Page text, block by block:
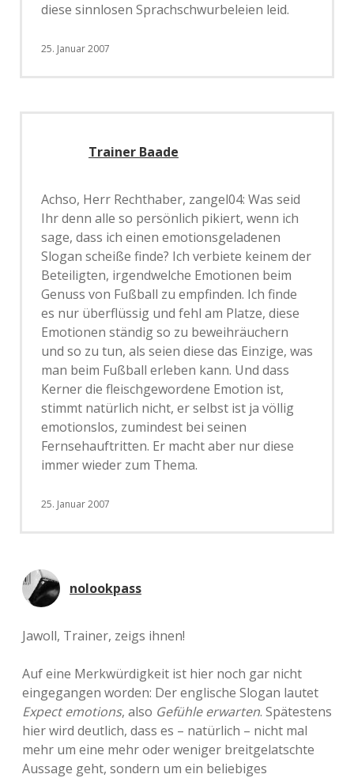
diese sinnlosen Sprachschwurbeleien leid.
25. Januar 2007
Trainer Baade
Achso, Herr Rechthaber, zangel04: Was seid
Ihr denn alle so persönlich pikiert, wenn ich
sage, dass ich einen emotionsgeladenen
Slogan scheiße finde? Ich verbiete keinem der
Beteiligten, irgendwelche Emotionen beim
Genuss von Fußball zu empfinden. Ich finde
es nur überflüssig und fehl am Platze, diese
Emotionen ständig so zu beweihräuchern
und so zu tun, als seien diese das Einzige, was
man beim Fußball erleben kann. Und dass
Kerner die fleischgewordene Emotion ist,
stimmt natürlich nicht, er selbst ist ja völlig
emotionslos, zumindest bei seinen
Fernsehauftritten. Er macht aber nur diese
immer wieder zum Thema.
25. Januar 2007
nolookpass
Jawoll, Trainer, zeigs ihnen!
Auf eine Merkwürdigkeit ist hier noch gar nicht
eingegangen worden: Der englische Slogan lautet
Expect emotions, also Gefühle erwarten. Spätestens
hier wird deutlich, dass es – natürlich – nicht mal
mehr um eine mehr oder weniger breitgelatschte
Aussage geht, sondern um ein beliebiges